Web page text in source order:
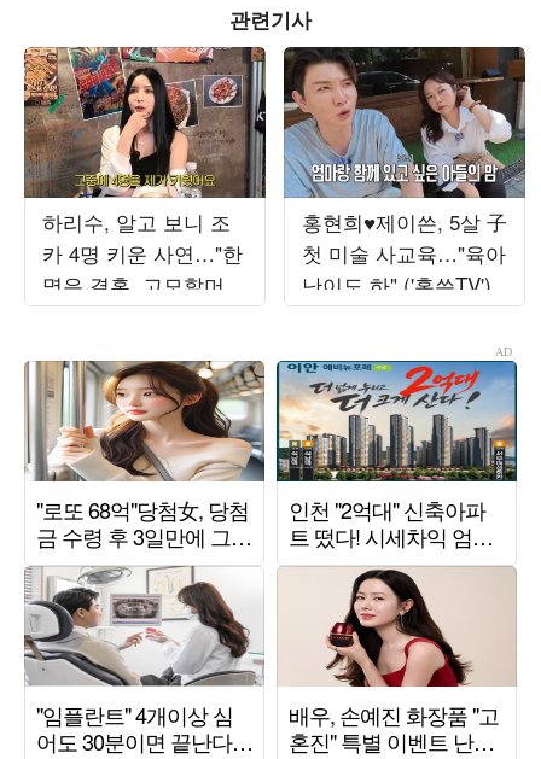
관련기사
하리수, 알고 보니 조
카 4명 키운 사연…"한
명은 결혼, 고모할머니
됐다"
홍현희♥제이쓴, 5살 子
첫 미술 사교육…"육아
난이도 하" ('홍쓴TV')